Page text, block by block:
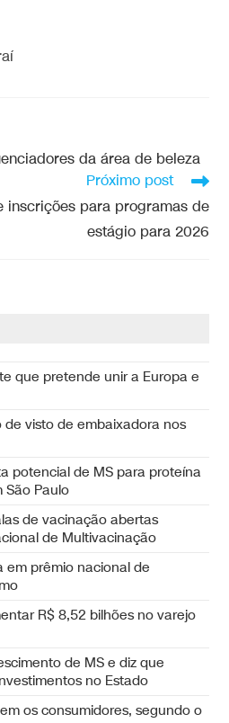
da área de beleza
Próximo post
inscrições para programas de
estágio para 2026
que pretende unir a Europa e
visto de embaixadora nos
potencial de MS para proteína
São Paulo
de vacinação abertas
de Multivacinação
em prêmio nacional de
R$ 8,52 bilhões no varejo
de MS e diz que
no Estado
os consumidores, segundo o